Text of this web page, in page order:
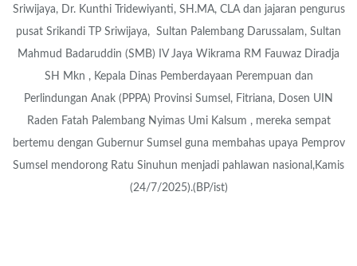
Sriwijaya, Dr. Kunthi Tridewiyanti, SH.MA, CLA dan jajaran pengurus
pusat Srikandi TP Sriwijaya, Sultan Palembang Darussalam, Sultan
Mahmud Badaruddin (SMB) IV Jaya Wikrama RM Fauwaz Diradja
SH Mkn , Kepala Dinas Pemberdayaan Perempuan dan
Perlindungan Anak (PPPA) Provinsi Sumsel, Fitriana, Dosen UIN
Raden Fatah Palembang Nyimas Umi Kalsum , mereka sempat
bertemu dengan Gubernur Sumsel guna membahas upaya Pemprov
Sumsel mendorong Ratu Sinuhun menjadi pahlawan nasional,Kamis
(24/7/2025).(BP/ist)